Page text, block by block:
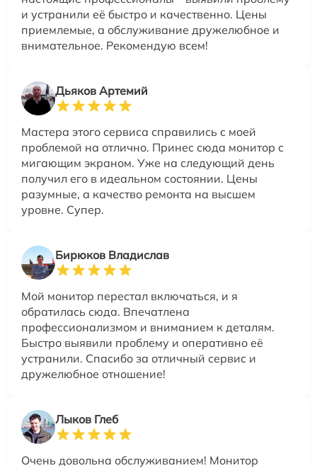
и устранили её быстро и качественно. Цены
приемлемые, а обслуживание дружелюбное и
внимательное. Рекомендую всем!
Дьяков Артемий
Мастера этого сервиса справились с моей
проблемой на отлично. Принес сюда монитор с
мигающим экраном. Уже на следующий день
получил его в идеальном состоянии. Цены
разумные, а качество ремонта на высшем
уровне. Супер.
Бирюков Владислав
Мой монитор перестал включаться, и я
обратилась сюда. Впечатлена
профессионализмом и вниманием к деталям.
Быстро выявили проблему и оперативно её
устранили. Спасибо за отличный сервис и
дружелюбное отношение!
Лыков Глеб
Очень довольна обслуживанием! Монитор